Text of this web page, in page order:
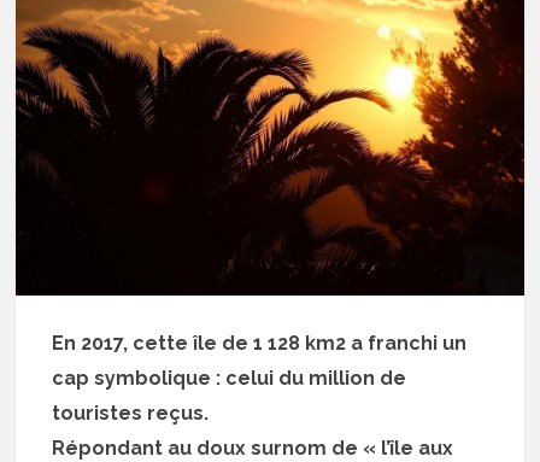
En 2017, cette île de 1 128 km2 a franchi un
cap symbolique : celui du million de
touristes reçus.
Répondant au doux surnom de « l’île aux